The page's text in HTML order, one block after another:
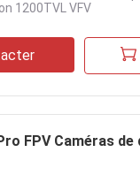
1200TVL VFV
FPV Caméras